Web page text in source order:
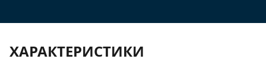
ХАРАКТЕРИСТИКИ